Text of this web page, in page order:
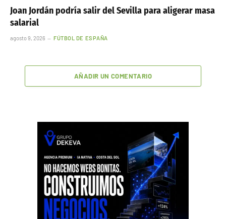
Joan Jordán podría salir del Sevilla para aligerar masa
salarial
agosto 9, 2026 FÚTBOL DE ESPAÑA
AÑADIR UN COMENTARIO